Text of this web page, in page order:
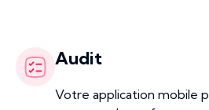
Audit
Votre application mobile